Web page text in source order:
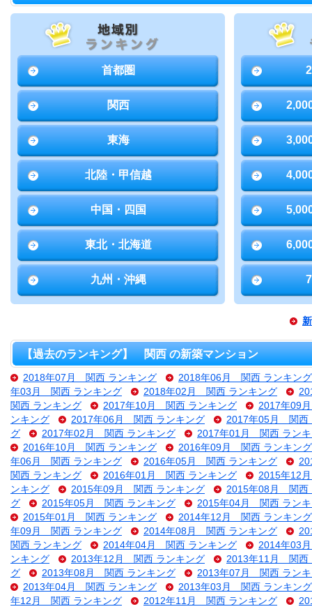
首都圏
関西
東海
北陸・甲信越
中国・四国
東北・北海道
九州・沖縄
【過去のランキング】 関西 の新築マンション
2018年07月 関西 ランキング
2018年06月 関西 ランキング
年03月 関西 ランキング
2018年02月 関西 ランキング
関西 ランキング
2017年10月 関西 ランキング
2017年09
ンキング
2017年06月 関西 ランキング
2017年05月 関西
グ
2017年02月 関西 ランキング
2017年01月 関西 ランキ
2016年10月 関西 ランキング
2016年09月 関西 ランキング
年06月 関西 ランキング
2016年05月 関西 ランキング
関西 ランキング
2016年01月 関西 ランキング
2015年12
ンキング
2015年09月 関西 ランキング
2015年08月 関西
グ
2015年05月 関西 ランキング
2015年04月 関西 ランキ
2015年01月 関西 ランキング
2014年12月 関西 ランキング
年09月 関西 ランキング
2014年08月 関西 ランキング
関西 ランキング
2014年04月 関西 ランキング
2014年03
ンキング
2013年12月 関西 ランキング
2013年11月 関西
グ
2013年08月 関西 ランキング
2013年07月 関西 ランキ
2013年04月 関西 ランキング
2013年03月 関西 ランキング
年12月 関西 ランキング
2012年11月 関西 ランキング